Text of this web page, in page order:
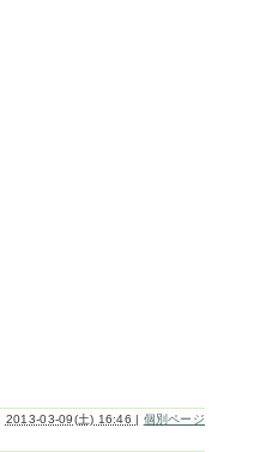
2013-03-09(土) 16:46 | 個別ページ